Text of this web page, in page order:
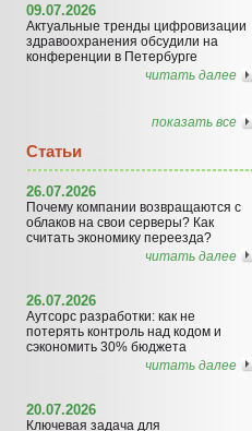
09.07.2026
Актуальные тренды цифровизации
здравоохранения обсудили на
конференции в Петербурге
читать далее
показать все
Статьи
26.07.2026
Почему компании возвращаются с
облаков на свои серверы? Как
считать экономику переезда?
читать далее
26.07.2026
Аутсорс разработки: как не
потерять контроль над кодом и
сэкономить 30% бюджета
читать далее
20.07.2026
Ключевая задача для